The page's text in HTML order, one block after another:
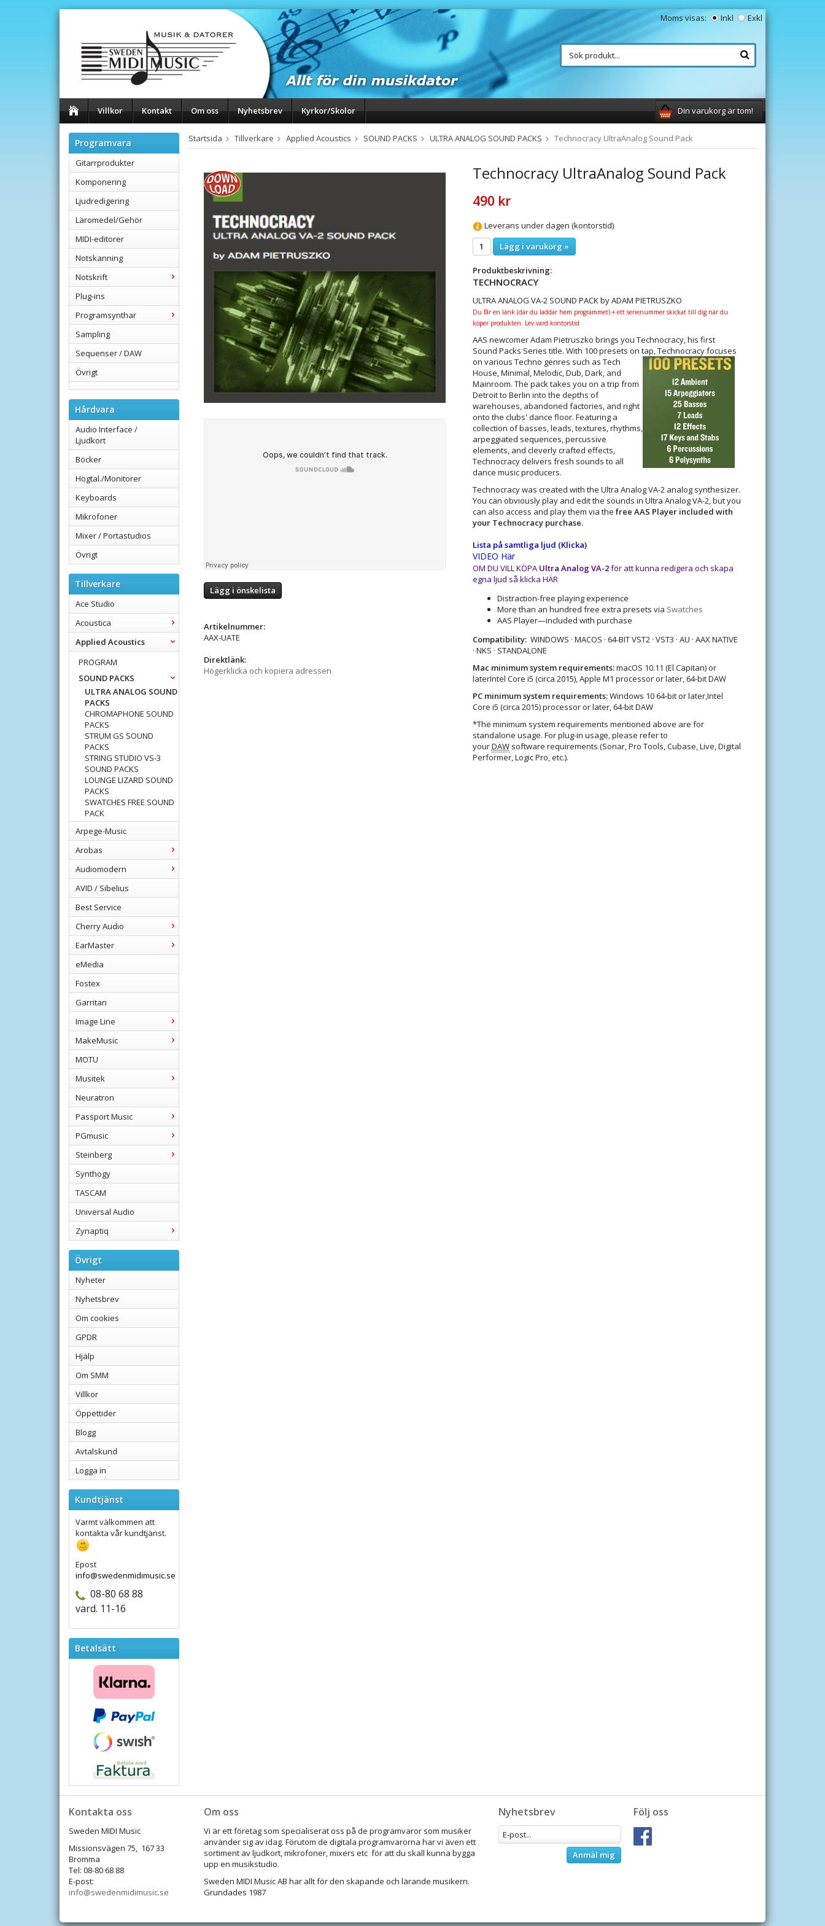
Moms visas: Inkl Exkl
Villkor Kontakt Om oss Nyhetsbrev Kyrkor/Skolor Din varukorg är tom!
Programvara
Gitarrprodukter
Komponering
Ljudredigering
Läromedel/Gehör
MIDI-editorer
Notskanning
Notskrift
Plug-ins
Programsynthar
Sampling
Sequenser / DAW
Övrigt
Hårdvara
Audio Interface /
Ljudkort
Böcker
Högtal./Monitorer
Keyboards
Mikrofoner
Mixer / Portastudios
Övrigt
Tillverkare
Ace Studio
Acoustica
Applied Acoustics
PROGRAM
SOUND PACKS
ULTRA ANALOG SOUND
PACKS
CHROMAPHONE SOUND
PACKS
STRUM GS SOUND
PACKS
STRING STUDIO VS-3
SOUND PACKS
LOUNGE LIZARD SOUND
PACKS
SWATCHES FREE SOUND
PACK
Arpege-Music
Arobas
Audiomodern
AVID / Sibelius
Best Service
Cherry Audio
EarMaster
eMedia
Fostex
Garritan
Image Line
MakeMusic
MOTU
Musitek
Neuratron
Passport Music
PGmusic
Steinberg
Synthogy
TASCAM
Universal Audio
Zynaptiq
Övrigt
Nyheter
Nyhetsbrev
Om cookies
GPDR
Hjälp
Om SMM
Villkor
Öppettider
Blogg
Avtalskund
Logga in
Kundtjänst
Varmt välkommen att
kontakta vår kundtjänst.
Epost
info@swedenmidimusic.se
08-80 68 88
vard. 11-16
Betalsätt
Startsida Tillverkare Applied Acoustics SOUND PACKS ULTRA ANALOG SOUND PACKS Technocracy UltraAnalog Sound Pack
Technocracy UltraAnalog Sound Pack
490 kr
Leverans under dagen (kontorstid)
Lägg i varukorg »
Produktbeskrivning:
TECHNOCRACY
ULTRA ANALOG VA-2 SOUND PACK by ADAM PIETRUSZKO
Du får en länk (där du laddar hem programmet) + ett serienummer skickat till dig när du
köper produkten. Lev.vard.kontorstid
AAS newcomer Adam Pietruszko brings you Technocracy, his first
Sound Packs Series title. With 100 presets on tap, Technocracy focuses
on various Techno genres such as Tech
House, Minimal, Melodic, Dub, Dark, and
Mainroom. The pack takes you on a trip from
Detroit to Berlin into the depths of
warehouses, abandoned factories, and right
onto the clubs' dance floor. Featuring a
collection of basses, leads, textures, rhythms,
arpeggiated sequences, percussive
elements, and cleverly crafted effects,
Technocracy delivers fresh sounds to all
dance music producers.
Technocracy was created with the Ultra Analog VA-2 analog synthesizer.
You can obviously play and edit the sounds in Ultra Analog VA-2, but you
can also access and play them via the free AAS Player included with
your Technocracy purchase.
Lista på samtliga ljud (Klicka)
VIDEO Här
OM DU VILL KÖPA Ultra Analog VA-2för att kunna redigera och skapa
egna ljud så klicka HÄR
Distraction-free playing experience
More than an hundred free extra presets via Swatches
AAS Player—included with purchase
Compatibility:WINDOWS · MACOS · 64-BIT VST2 · VST3 · AU · AAX NATIVE
· NKS · STANDALONE
Mac minimum system requirements:macOS 10.11 (El Capitan) or
laterIntel Core i5 (circa 2015), Apple M1 processor or later, 64-bit DAW
PC minimum system requirements:Windows 10 64‑bit or later,Intel
Core i5 (circa 2015) processor or later, 64-bit DAW
*The minimum system requirements mentioned above are for
standalone usage. For plug-in usage, please refer to
yourDAWsoftware requirements (Sonar, Pro Tools, Cubase, Live, Digital
Performer, Logic Pro, etc.).
Lägg i önskelista
Artikelnummer:
AAX-UATE
Direktlänk:
Högerklicka och kopiera adressen
Kontakta oss
Sweden MIDI Music
Missionsvägen 75, 167 33
Bromma
Tel: 08-80 68 88
E-post:
info@swedenmidimusic.se
Följ oss
Nyhetsbrev
Anmäl mig
Om oss
Vi är ett företag som specialiserat oss på de programvaror som musiker
använder sig av idag. Förutom de digitala programvarorna har vi även ett
sortiment av ljudkort, mikrofoner, mixers etc för att du skall kunna bygga
upp en musikstudio.
Sweden MIDI Music AB har allt för den skapande och lärande musikern.
Grundades 1987